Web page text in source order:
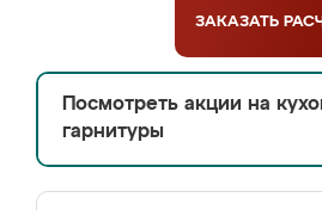
ЗАКАЗАТЬ
Посмотреть акции на
гарнитуры